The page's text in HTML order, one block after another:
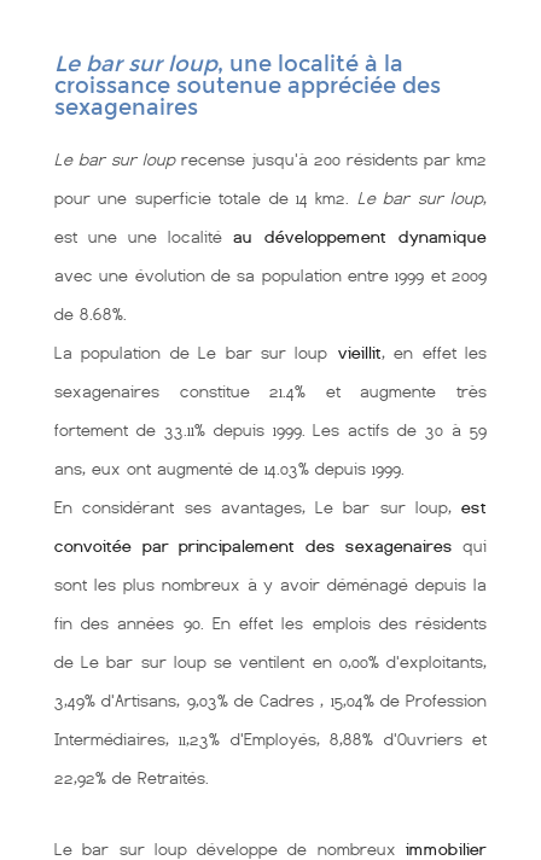
Le bar sur loup, une localité à la
croissance soutenue appréciée des
sexagenaires
Le bar sur louprecense jusqu'à 200 résidents par km2
pour une superficie totale de 14 km2. Le bar sur loup,
est une une localité au développement dynamique
avec une évolution de sa population entre 1999 et 2009
de 8.68%.
La population de Le bar sur loup vieillit, en effet les
sexagenaires constitue 21.4% et augmente très
fortement de 33.11% depuis 1999. Les actifs de 30 à 59
ans, eux ont augmenté de 14.03% depuis 1999.
En considérant ses avantages, Le bar sur loup, est
convoitée par principalement des sexagenaires qui
sont les plus nombreux à y avoir déménagé depuis la
fin des années 90. En effet les emplois des résidents
de Le bar sur loup se ventilent en 0,00% d'exploitants,
3,49% d'Artisans, 9,03% de Cadres , 15,04% de Profession
Intermédiaires, 11,23% d'Employés, 8,88% d'Ouvriers et
22,92% de Retraités.
Le bar sur loup développe de nombreux immobilier